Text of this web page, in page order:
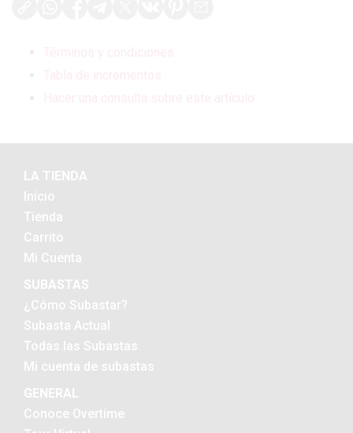
LA TIENDA
Inicio
Tienda
Carrito
Mi Cuenta
SUBASTAS
¿Cómo Subastar?
Subasta Actual
Todas las Subastas
Mi cuenta de subastas
GENERAL
Conoce Overtime